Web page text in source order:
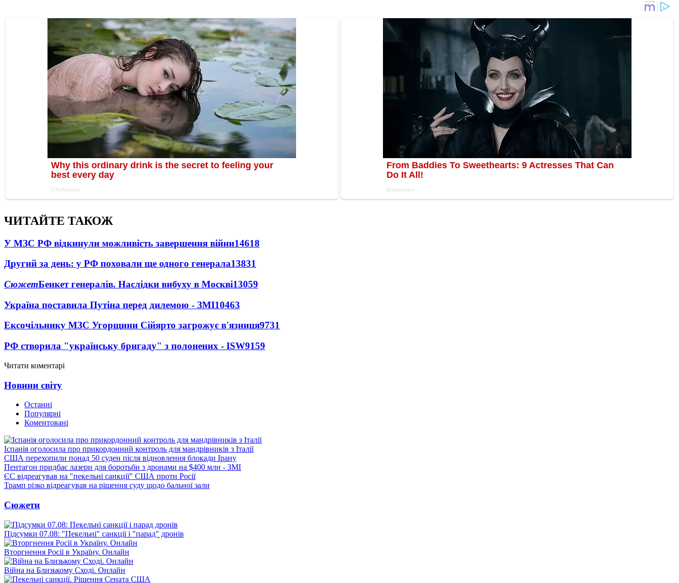
ЧИТАЙТЕ ТАКОЖ
У МЗС РФ відкинули можливість завершення війни14618
Другий за день: у РФ поховали ще одного генерала13831
СюжетБенкет генералів. Наслідки вибуху в Москві13059
Україна поставила Путіна перед дилемою - ЗМІ10463
Ексочільнику МЗС Угорщини Сійярто загрожує в'язниця9731
РФ створила "українську бригаду" з полонених - ISW9159
Читати коментарі
Новини світу
Останні
Популярні
Коментовані
Іспанія оголосила про прикордонний контроль для мандрівників з Італії
США перехопили понад 50 суден після відновлення блокади Ірану
Пентагон придбає лазери для боротьби з дронами на $400 млн - ЗМІ
ЄС відреагував на "пекельні санкції" США проти Росії
Трамп різко відреагував на рішення суду щодо бальної зали
Сюжети
Підсумки 07.08: "Пекельні" санкції і "парад" дронів
Вторгнення Росії в Україну. Онлайн
Війна на Близькому Сході. Онлайн